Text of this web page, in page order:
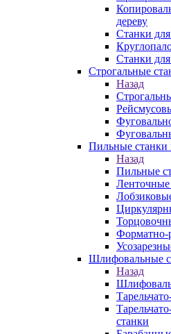
дереву
Станки для
Станки
Строгальные
Назад
Пильные станки
Назад
Пильные
Форматно-
Шлифовальные
Назад
станки